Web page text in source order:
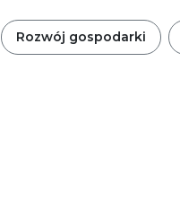
Rozwój gospodarki